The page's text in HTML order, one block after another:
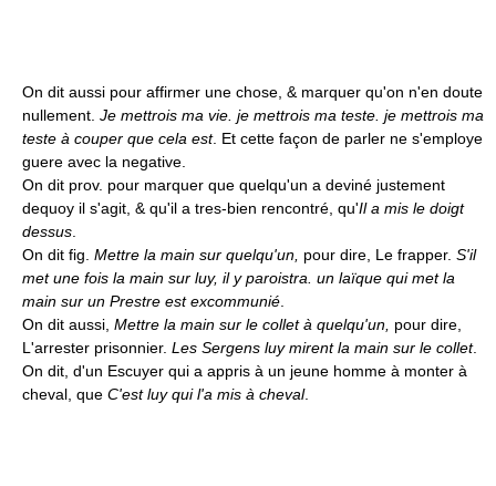
On dit aussi pour affirmer une chose, & marquer qu'on n'en doute
nullement. Je mettrois ma vie. je mettrois ma teste. je mettrois ma
teste à couper que cela est. Et cette façon de parler ne s'employe
guere avec la negative.
On dit prov. pour marquer que quelqu'un a deviné justement
dequoy il s'agit, & qu'il a tres-bien rencontré, qu'Il a mis le doigt
dessus
On dit fig. Mettre la main sur quelqu'un, pour dire, Le frapper. S'il
met une fois la main sur luy, il y paroistra. un laïque qui met la
main sur un Prestre est excommunié
On dit aussi, Mettre la main sur le collet à quelqu'un, pour dire,
L'arrester prisonnier. Les Sergens luy mirent la main sur le collet.
On dit, d'un Escuyer qui a appris à un jeune homme à monter à
cheval, que C'est luy qui l'a mis à cheval.